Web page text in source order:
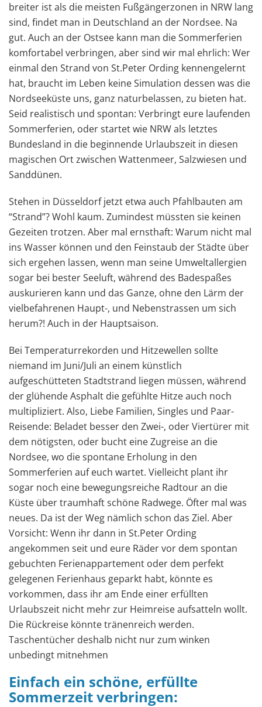
breiter ist als die meisten Fußgängerzonen in NRW lang
sind, findet man in Deutschland an der Nordsee. Na
gut. Auch an der Ostsee kann man die Sommerferien
komfortabel verbringen, aber sind wir mal ehrlich: Wer
einmal den Strand von St.Peter Ording kennengelernt
hat, braucht im Leben keine Simulation dessen was die
Nordseeküste uns, ganz naturbelassen, zu bieten hat.
Seid realistisch und spontan: Verbringt eure laufenden
Sommerferien, oder startet wie NRW als letztes
Bundesland in die beginnende Urlaubszeit in diesen
magischen Ort zwischen Wattenmeer, Salzwiesen und
Sanddünen.
Stehen in Düsseldorf jetzt etwa auch Pfahlbauten am
“Strand”? Wohl kaum. Zumindest müssten sie keinen
Gezeiten trotzen. Aber mal ernsthaft: Warum nicht mal
ins Wasser können und den Feinstaub der Städte über
sich ergehen lassen, wenn man seine Umweltallergien
sogar bei bester Seeluft, während des Badespaßes
auskurieren kann und das Ganze, ohne den Lärm der
vielbefahrenen Haupt-, und Nebenstrassen um sich
herum?! Auch in der Hauptsaison.
Bei Temperaturrekorden und Hitzewellen sollte
niemand im Juni/Juli an einem künstlich
aufgeschütteten Stadtstrand liegen müssen, während
der glühende Asphalt die gefühlte Hitze auch noch
multipliziert. Also, Liebe Familien, Singles und Paar-
Reisende: Beladet besser den Zwei-, oder Viertürer mit
dem nötigsten, oder bucht eine Zugreise an die
Nordsee, wo die spontane Erholung in den
Sommerferien auf euch wartet. Vielleicht plant ihr
sogar noch eine bewegungsreiche Radtour an die
Küste über traumhaft schöne Radwege. Öfter mal was
neues. Da ist der Weg nämlich schon das Ziel. Aber
Vorsicht: Wenn ihr dann in St.Peter Ording
angekommen seit und eure Räder vor dem spontan
gebuchten Ferienappartement oder dem perfekt
gelegenen Ferienhaus geparkt habt, könnte es
vorkommen, dass ihr am Ende einer erfüllten
Urlaubszeit nicht mehr zur Heimreise aufsatteln wollt.
Die Rückreise könnte tränenreich werden.
Taschentücher deshalb nicht nur zum winken
unbedingt mitnehmen
Einfach ein schöne, erfüllte
Sommerzeit verbringen: